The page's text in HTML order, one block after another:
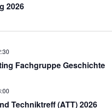
2026
Fachgruppe Geschichte
Techniktreff (ATT) 2026